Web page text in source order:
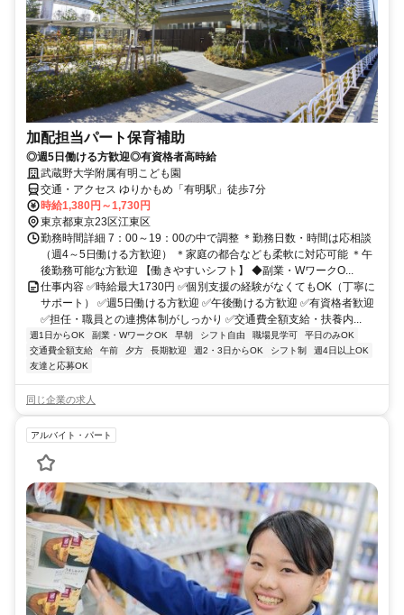
加配担当パート保育補助
◎週5日働ける方歓迎◎有資格者高時給
武蔵野大学附属有明こども園
交通・アクセス ゆりかもめ「有明駅」徒歩7分
時給1,380円～1,730円
東京都東京23区江東区
勤務時間詳細 7：00～19：00の中で調整 ＊勤務日数・時間は応相談
（週4～5日働ける方歓迎） ＊家庭の都合なども柔軟に対応可能 ＊午
後勤務可能な方歓迎 【働きやすいシフト】 ◆副業・WワークO...
仕事内容 ✅時給最大1730円 ✅個別支援の経験がなくてもOK（丁寧に
サポート） ✅週5日働ける方歓迎 ✅午後働ける方歓迎 ✅有資格者歓迎
✅担任・職員との連携体制がしっかり ✅交通費全額支給・扶養内...
週1日からOK 副業・WワークOK 早朝 シフト自由 職場見学可
平日のみOK
交通費全額支給
午前 夕方 長期歓迎 週2・3日からOK シフト制
週4日以上OK
友達と応募OK
同じ企業の求人
アルバイト・パート